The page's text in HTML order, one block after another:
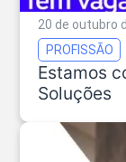
20 de outubro
PROFISSÃO
Estamos
Soluções